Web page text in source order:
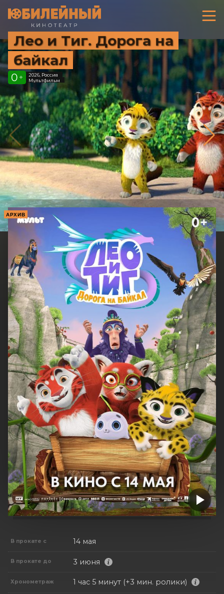
Лео и Тиг. Дорога на
байкал
0 +
2026, Россия
Мультфильм
АРХИВ
В прокате с 14 мая
В прокате до 3 июня
Хронометраж 1 час 5 минут (+3 мин. ролики)